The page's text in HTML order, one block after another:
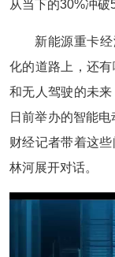
从当下的30%冲破
新能源重卡
化的道路上，还
和无人驾驶的未
日前举办的智能
财经记者带着这
林河展开对话。